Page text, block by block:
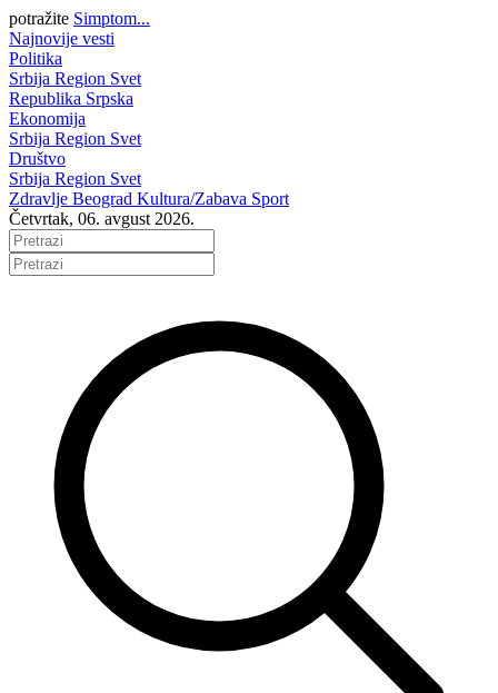
potražite Simptom...
Najnovije vesti
Politika
Srbija Region Svet
Republika Srpska
Ekonomija
Srbija Region Svet
Društvo
Srbija Region Svet
Zdravlje Beograd Kultura/Zabava Sport
Četvrtak, 06. avgust 2026.